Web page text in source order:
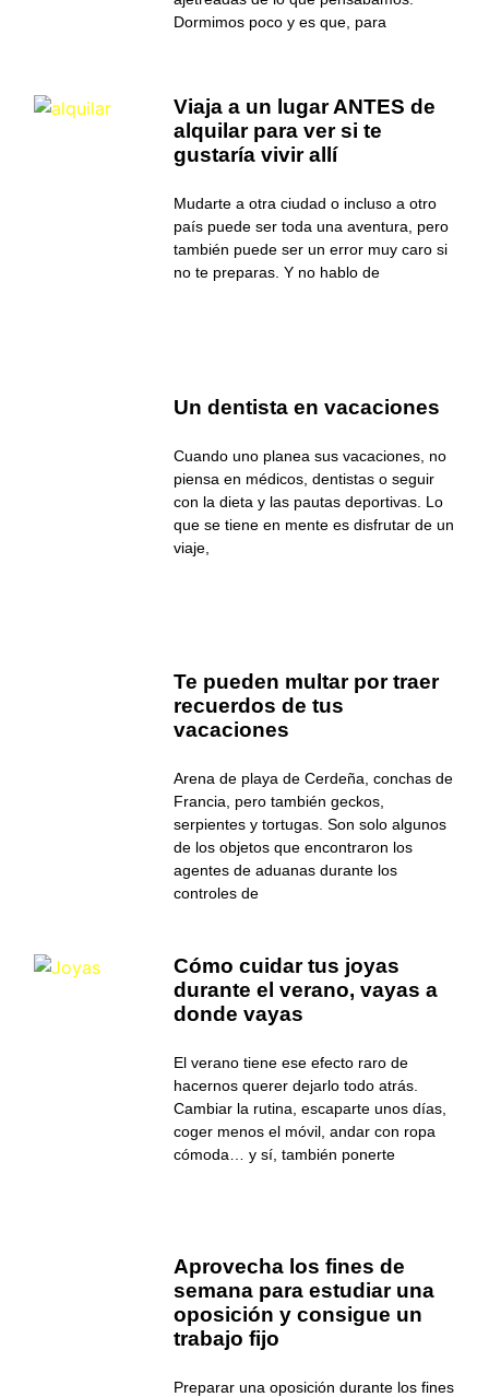
Dormimos poco y es que, para
Viaja a un lugar ANTES de
alquilar para ver si te
gustaría vivir allí
Mudarte a otra ciudad o incluso a otro
país puede ser toda una aventura, pero
también puede ser un error muy caro si
no te preparas. Y no hablo de
Un dentista en vacaciones
Cuando uno planea sus vacaciones, no
piensa en médicos, dentistas o seguir
con la dieta y las pautas deportivas. Lo
que se tiene en mente es disfrutar de un
viaje,
Te pueden multar por traer
recuerdos de tus
vacaciones
Arena de playa de Cerdeña, conchas de
Francia, pero también geckos,
serpientes y tortugas. Son solo algunos
de los objetos que encontraron los
agentes de aduanas durante los
controles de
Cómo cuidar tus joyas
durante el verano, vayas a
donde vayas
El verano tiene ese efecto raro de
hacernos querer dejarlo todo atrás.
Cambiar la rutina, escaparte unos días,
coger menos el móvil, andar con ropa
cómoda… y sí, también ponerte
Aprovecha los fines de
semana para estudiar una
oposición y consigue un
trabajo fijo
Preparar una oposición durante los fines